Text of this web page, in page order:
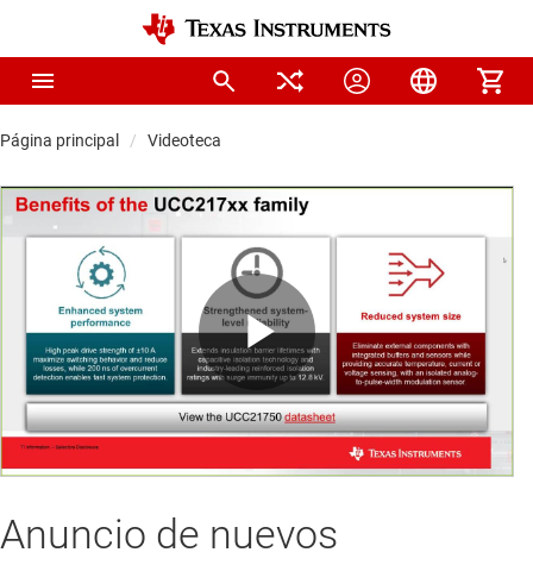
Página principal Videoteca
Play
Anuncio de nuevos